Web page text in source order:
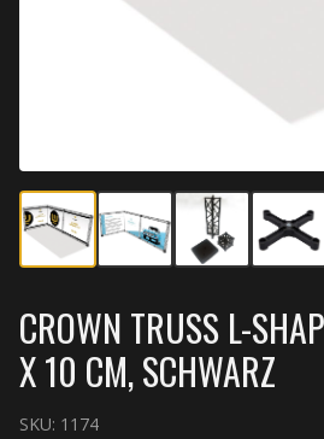
CROWN TRUSS L-
X 10 CM, SCHWARZ
SKU: 1174